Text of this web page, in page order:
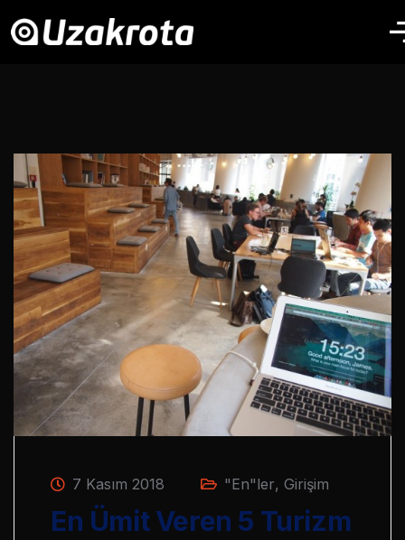
7 Kasım 2018 "En"ler, Girişim
En Ümit Veren 5 Turizm